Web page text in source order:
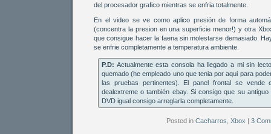
del procesador grafico mientras se enfria totalmente.
En el video se ve como aplico presión de forma
(concentra la presion en una superficie menor!) y otra
que consigue hacer la faena sin molestarse demasiado.
se enfrie completamente a temperatura ambiente.
P.D: Actualmente esta consola ha llegado a mi sin
quemado (he empleado uno que tenia por aqui para
las pruebas pertinentes). El panel frontal se
dealextreme o también ebay. Si consigo que su
DVD igual consigo arreglarla completamente.
Posted in Cacharros Xbox | 3